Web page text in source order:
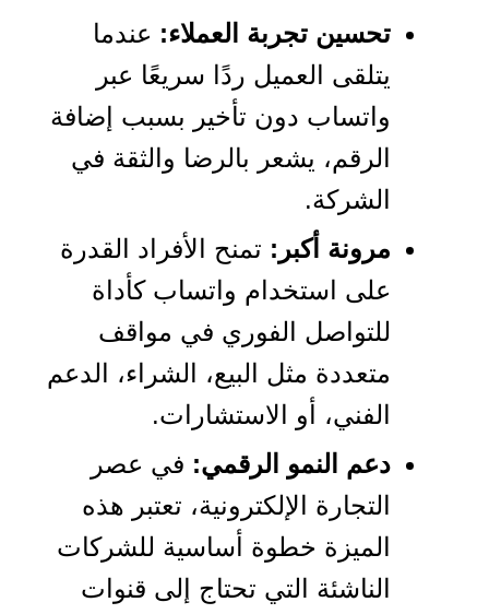
تحسين تجربة العملاء: عندما
يتلقى العميل ردًا سريعًا عبر
واتساب دون تأخير بسبب إضافة
الرقم، يشعر بالرضا والثقة في
الشركة.
مرونة أكبر: تمنح الأفراد القدرة
على استخدام واتساب كأداة
للتواصل الفوري في مواقف
متعددة مثل البيع، الشراء، الدعم
الفني، أو الاستشارات.
دعم النمو الرقمي: في عصر
التجارة الإلكترونية، تعتبر هذه
الميزة خطوة أساسية للشركات
الناشئة التي تحتاج إلى قنوات